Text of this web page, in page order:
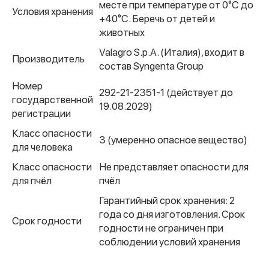
Условия хранения
месте при температуре от 0°C до
+40°C. Беречь от детей и
животных
Производитель
Valagro S.p.A. (Италия), входит в
состав Syngenta Group
Номер
государственной
регистрации
292-21-2351-1 (действует до
19.08.2029)
Класс опасности
для человека
3 (умеренно опасное вещество)
Класс опасности
для пчёл
Не представляет опасности для
пчёл
Срок годности
Гарантийный срок хранения: 2
года со дня изготовления. Срок
годности не ограничен при
соблюдении условий хранения